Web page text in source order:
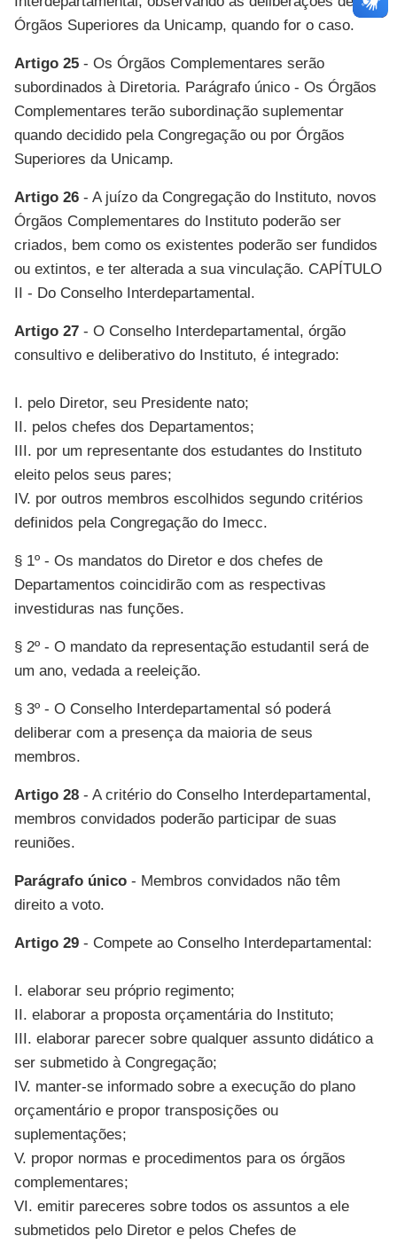
Órgãos Superiores da Unicamp, quando for o caso.
Artigo 25 - Os Órgãos Complementares serão
subordinados à Diretoria. Parágrafo único - Os Órgãos
Complementares terão subordinação suplementar
quando decidido pela Congregação ou por Órgãos
Superiores da Unicamp.
Artigo 26 - A juízo da Congregação do Instituto, novos
Órgãos Complementares do Instituto poderão ser
criados, bem como os existentes poderão ser fundidos
ou extintos, e ter alterada a sua vinculação. CAPÍTULO
II - Do Conselho Interdepartamental.
Artigo 27 - O Conselho Interdepartamental, órgão
consultivo e deliberativo do Instituto, é integrado:
I. pelo Diretor, seu Presidente nato;
II. pelos chefes dos Departamentos;
III. por um representante dos estudantes do Instituto
eleito pelos seus pares;
IV. por outros membros escolhidos segundo critérios
definidos pela Congregação do Imecc.
§ 1º - Os mandatos do Diretor e dos chefes de
Departamentos coincidirão com as respectivas
investiduras nas funções.
§ 2º - O mandato da representação estudantil será de
um ano, vedada a reeleição.
§ 3º - O Conselho Interdepartamental só poderá
deliberar com a presença da maioria de seus
membros.
Artigo 28 - A critério do Conselho Interdepartamental,
membros convidados poderão participar de suas
reuniões.
Parágrafo único - Membros convidados não têm
direito a voto.
Artigo 29 - Compete ao Conselho Interdepartamental:
I. elaborar seu próprio regimento;
II. elaborar a proposta orçamentária do Instituto;
III. elaborar parecer sobre qualquer assunto didático a
ser submetido à Congregação;
IV. manter-se informado sobre a execução do plano
orçamentário e propor transposições ou
suplementações;
V. propor normas e procedimentos para os órgãos
complementares;
VI. emitir pareceres sobre todos os assuntos a ele
submetidos pelo Diretor e pelos Chefes de